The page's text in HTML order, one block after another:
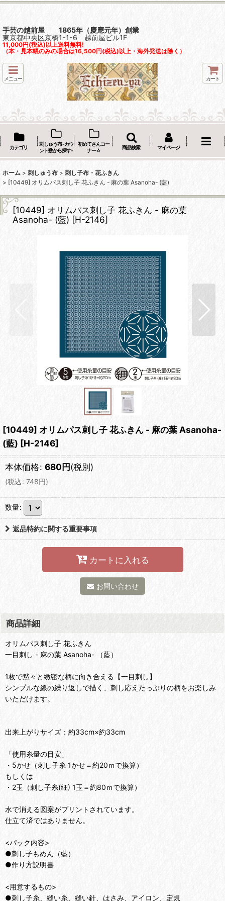
手芸の越前屋 1865年（慶應元年）創業
東京都中央区京橋1-1-6 越前屋ビル1F
11,000円(税込)以上送料無料!
（本・見本帳のみの場合は16,500円(税込)以上・海外発送は除く）
メニュー カート
カテゴリ
刺しゅう布 -カウ
ント数から探す-
初めてさんコー
ナー☆
商品検索 マイページ
ホーム > 刺しゅう布 > 刺し子布・花ふきん
> [10449] オリムパス刺し子 花ふきん - 麻の葉 Asanoha- (藍)
[10449] オリムパス刺し子 花ふきん - 麻の葉
Asanoha- (藍) [H-2146]
[10449] オリムパス刺し子 花ふきん - 麻の葉 Asanoha-
(藍) [H-2146]
本体価格: 680円(税別)
(税込: 748円)
数量:
返品特約に関する重要事項
カートに入れる
お問い合わせ
商品詳細
オリムパス刺し子 花ふきん
一目刺し - 麻の葉 Asanoha- （藍）
1枚で黙々と緻密な柄に向き合える【一目刺し】
シンプルな線の繰り返しで描く、刺し応えたっぷりの柄をお楽しみ
いただけます。
出来上がりサイズ：約33cm×約33cm
「使用糸量の目安」
・5かせ（刺し子糸 1かせ＝約20ｍで換算）
もしくは
・2玉（刺し子糸(細) 1玉＝約80ｍで換算）
水で消える図案がプリントされています。
仕立て済ではありません。
<パック内容>
●刺し子もめん（藍）
●作り方説明書
<用意するもの>
●刺し子糸、縫い糸、縫い針、はさみ、アイロン、定規